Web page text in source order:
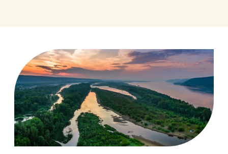
лесничество, квартал 51, выделы
11,12.